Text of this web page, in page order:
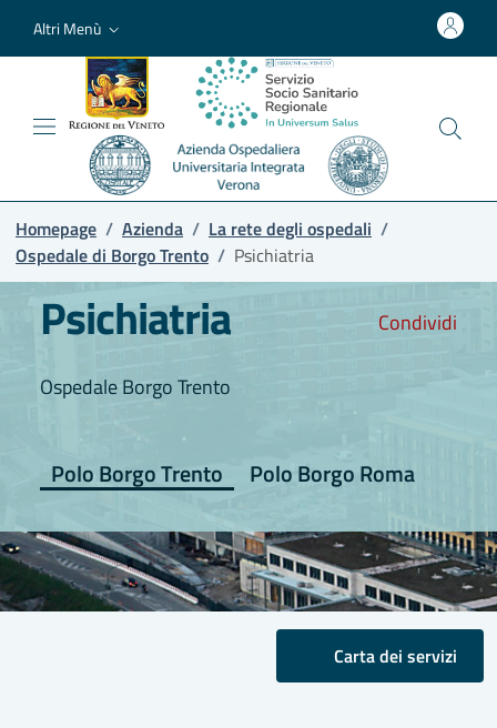
Altri Menù
Homepage / Azienda / La rete degli ospedali /
Ospedale di Borgo Trento / Psichiatria
Condividi
Psichiatria
Ospedale Borgo Trento
Polo Borgo Trento Polo Borgo Roma
Carta dei servizi